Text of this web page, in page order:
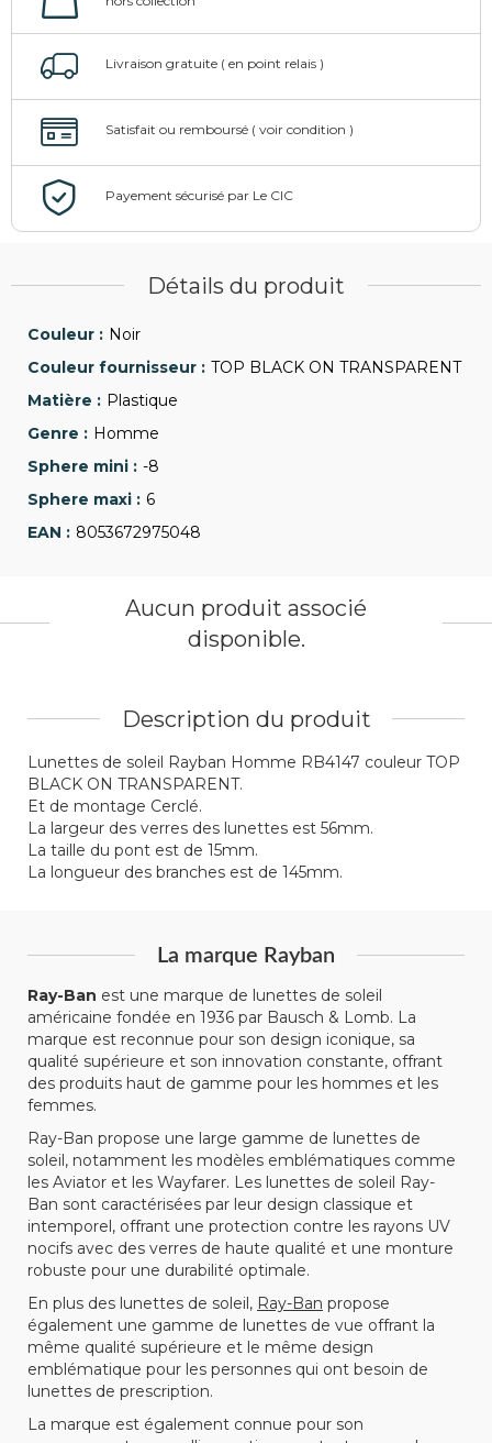
Détails du produit
Noir
TOP BLACK ON TRANSPARENT
Plastique
Homme
-8
6
8053672975048
Description du produit
Lunettes de soleil Rayban Homme RB4147 couleur TOP
BLACK ON TRANSPARENT.
Et de montage Cerclé.
La largeur des verres des lunettes est 56mm.
La taille du pont est de 15mm.
La longueur des branches est de 145mm.
La marque Rayban
Ray-Ban est une marque de lunettes de soleil
américaine fondée en 1936 par Bausch & Lomb. La
marque est reconnue pour son design iconique, sa
qualité supérieure et son innovation constante, offrant
des produits haut de gamme pour les hommes et les
femmes.
Ray-Ban propose une large gamme de lunettes de
soleil, notamment les modèles emblématiques comme
les Aviator et les Wayfarer. Les lunettes de soleil Ray-
Ban sont caractérisées par leur design classique et
intemporel, offrant une protection contre les rayons UV
nocifs avec des verres de haute qualité et une monture
robuste pour une durabilité optimale.
En plus des lunettes de soleil, Ray-Ban propose
également une gamme de lunettes de vue offrant la
même qualité supérieure et le même design
emblématique pour les personnes qui ont besoin de
lunettes de prescription.
La marque est également connue pour son
Aucun produit associé
disponible.